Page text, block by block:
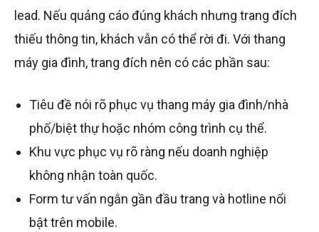
lead. Nếu quảng cáo đúng khách nhưng trang đích
thiếu thông tin, khách vẫn có thể rời đi. Với thang
máy gia đình, trang đích nên có các phần sau:
Tiêu đề nói rõ phục vụ thang máy gia đình/nhà
phố/biệt thự hoặc nhóm công trình cụ thể.
Khu vực phục vụ rõ ràng nếu doanh nghiệp
không nhận toàn quốc.
Form tư vấn ngắn gần đầu trang và hotline nổi
bật trên mobile.